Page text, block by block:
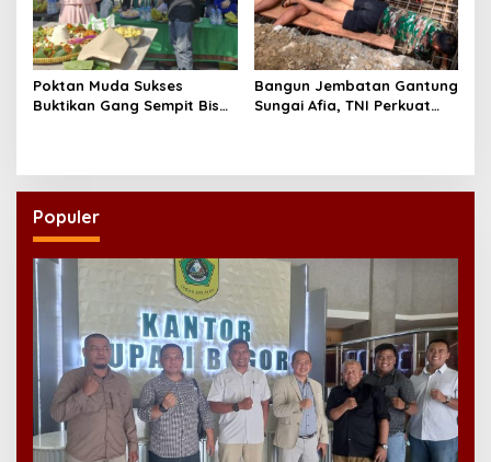
Poktan Muda Sukses
Buktikan Gang Sempit Bisa
Bangun Jembatan Gantung
Sungai Afia, TNI Perkuat
Populer